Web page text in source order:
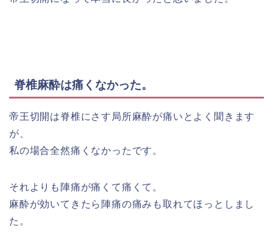
脊椎麻酔は痛くなかった。
帝王切開は脊椎にさす局所麻酔が痛いとよく聞きます
が、
私の場合全然痛くなかったです。
それよりも陣痛が痛くて痛くて。
麻酔が効いてきたら陣痛の痛みも取れてほっとしまし
た。